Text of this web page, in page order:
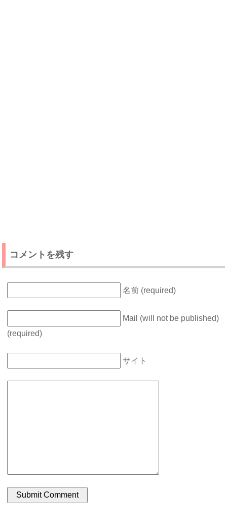
コメントを残す
名前 (required)
Mail (will not be published)
(required)
サイト